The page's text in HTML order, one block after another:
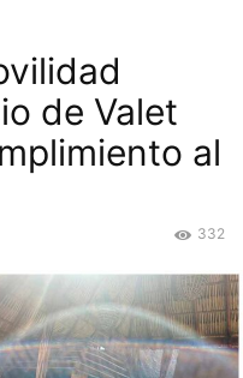
de Valet
al
332